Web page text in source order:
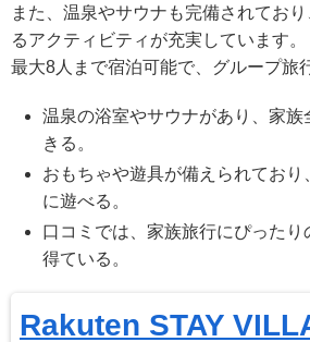
また、温泉やサウナも完備されてお
るアクティビティが充実しています。
最大8人まで宿泊可能で、グループ旅
温泉の浴室やサウナがあり、家
きる。
おもちゃや遊具が備えられてお
に遊べる。
口コミでは、家族旅行にぴったり
得ている。
Rakuten STAY